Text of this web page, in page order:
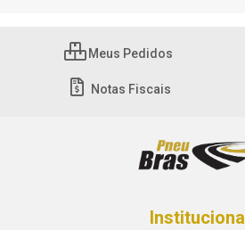
Meus Pedidos
Notas Fiscais
Institucional